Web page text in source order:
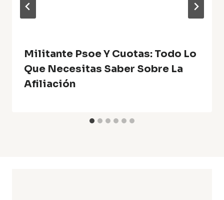
Militante Psoe Y Cuotas: Todo Lo
Que Necesitas Saber Sobre La
Afiliación